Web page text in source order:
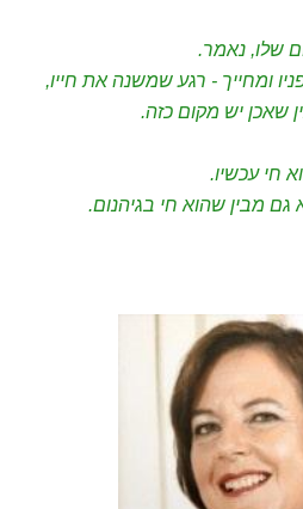
שלו, נאמר.
ומחייך - רגע שמשנה את חייו,
יש מקום כזה.
חי עכשיו.
גם מבין שהוא חי בגיהנום.